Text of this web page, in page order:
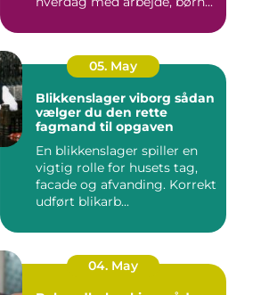
05. May
Blikkenslager viborg sådan
vælger du den rette
fagmand til opgaven
En blikkenslager spiller en
vigtig rolle for husets tag,
facade og afvanding. Korrekt
udført blikarb...
04. May